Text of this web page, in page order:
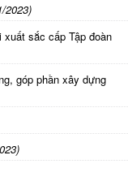
2023)
sắc cấp Tập đoàn
góp phần xây dựng